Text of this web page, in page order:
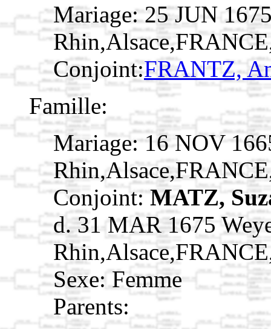
Mariage: 25 JUN
Conjoint:FRANTZ,
Famille:
Mariage: 16 NOV
Conjoint: MATZ,
d. 31 MAR 1675
Sexe: Femme
Parents: